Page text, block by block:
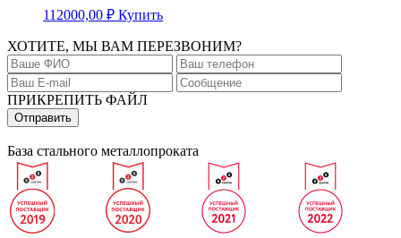
112000,00 ₽ Купить
ХОТИТЕ, МЫ ВАМ ПЕРЕЗВОНИМ?
ПРИКРЕПИТЬ ФАЙЛ
База стального металлопроката